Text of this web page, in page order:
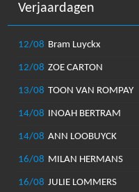
Verjaardagen
12/08 Bram Luyckx
12/08 ZOE CARTON
13/08 TOON VAN ROMPAY
14/08 INOAH BERTRAM
14/08 ANN LOOBUYCK
16/08 MILAN HERMANS
16/08 JULIE LOMMERS